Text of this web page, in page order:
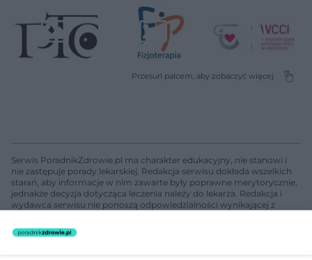
Serwis PoradnikZdrowie.pl ma charakter edukacyjny, nie stanowi i
nie zastępuje porady lekarskiej. Redakcja serwisu dokłada wszelkich
starań, aby informacje w nim zawarte były poprawne merytorycznie,
jednakże decyzja dotycząca leczenia należy do lekarza. Redakcja i
wydawca serwisu nie ponoszą odpowiedzialności wynikającej z
nie prowadzi działalności leczniczej polegającej na udzielaniu
świadczeń zdrowotnych w rozumieniu art. 3 ust 1 ustawy o